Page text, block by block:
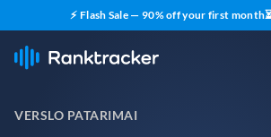
⚡ Flash Sale — 90% off your first month
VERSLO PATARIMAI